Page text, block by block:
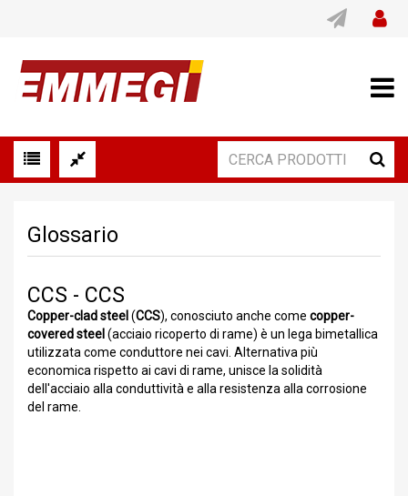
Glossario
CCS - CCS
Copper-clad steel (CCS), conosciuto anche come copper-
covered steel (acciaio ricoperto di rame) è un lega bimetallica
utilizzata come conduttore nei cavi. Alternativa più
economica rispetto ai cavi di rame, unisce la solidità
dell'acciaio alla conduttività e alla resistenza alla corrosione
del rame.